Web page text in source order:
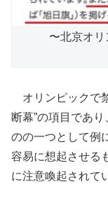
〜北京オ
オリンピックで
断幕”の項目であり
のの一つとして例
容易に想起させる
に注意喚起されて